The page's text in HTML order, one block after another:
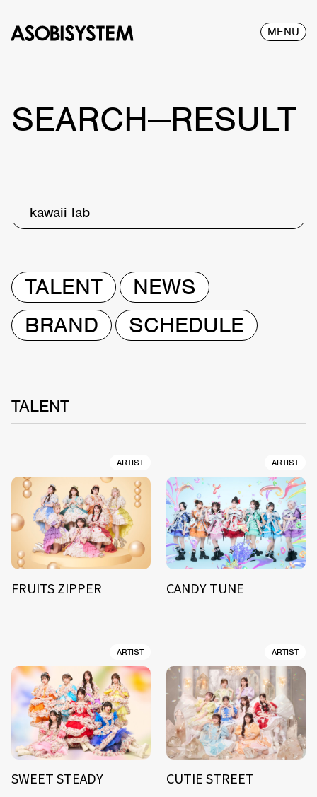
MENU
SEARCH—RESULT
kawaii lab
TALENT
NEWS
BRAND
SCHEDULE
TALENT
ARTIST
FRUITS ZIPPER
ARTIST
CANDY TUNE
ARTIST
SWEET STEADY
ARTIST
CUTIE STREET